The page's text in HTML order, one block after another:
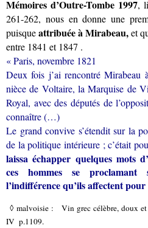
Mémoires d’Outre-Tombe 1997,
261-262, nous en donne une
puisqueattribuée à Mirabeau,et
entre 1841 et 1847 .
« Paris, novembre 1821
Deux fois j’ai rencontré Mirabeau
nièce de Voltaire, la Marquise de
Royal, avec des députés de
connaître (…)
Le grand convive s’étendit sur la
de la politique intérieure ; c’était
laissa échapper quelques mots
ces hommes se proclamant
l’indifférence qu’ils affectent
◊ malvoisie : Vin grec célèbre, doux
IV p.1109.